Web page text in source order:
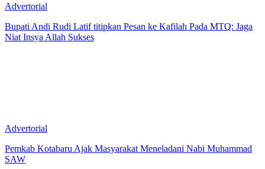
Advertorial
Bupati Andi Rudi Latif titipkan Pesan ke Kafilah Pada MTQ: Jaga
Niat Insya Allah Sukses
Advertorial
Pemkab Kotabaru Ajak Masyarakat Meneladani Nabi Muhammad
SAW